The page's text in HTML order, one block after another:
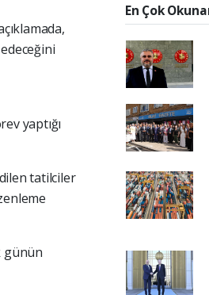
yaptığı
tatilciler
günün
En Çok